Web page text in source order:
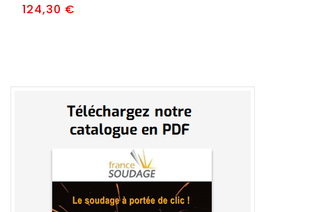
124,30 €